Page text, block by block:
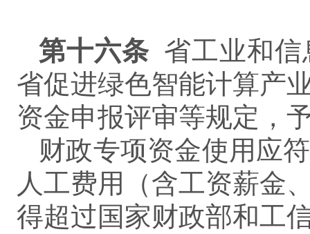
第十六条 省工业和
省促进绿色智能计算产
资金申报评审等规定，
财政专项资金使用应
人工费用（含工资薪金
得超过国家财政部和工